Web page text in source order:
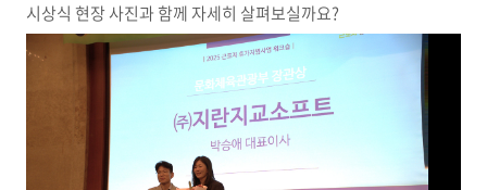
시상식 현장 사진과 함께 자세히 살펴보실까요?